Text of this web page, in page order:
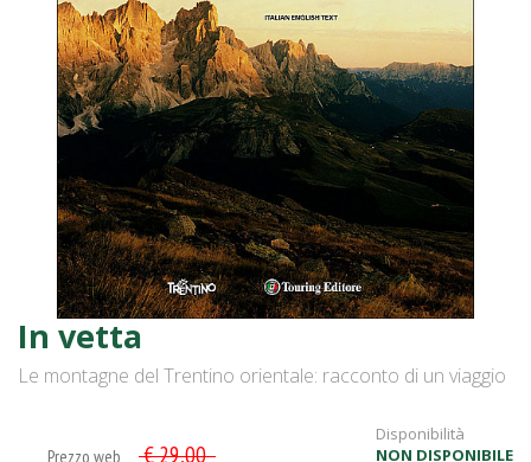
In vetta
Le montagne del Trentino orientale: racconto di un viaggio
Disponibilità
NON DISPONIBILE
Prezzo web € 29,00